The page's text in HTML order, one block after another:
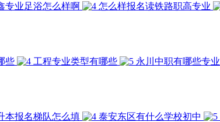
专业足浴怎么样啊 怎么样报名读铁路职高专业
些 工程专业类型有哪些 永川中职有哪些专业
本报名梯队怎么填 泰安东区有什么学校初中